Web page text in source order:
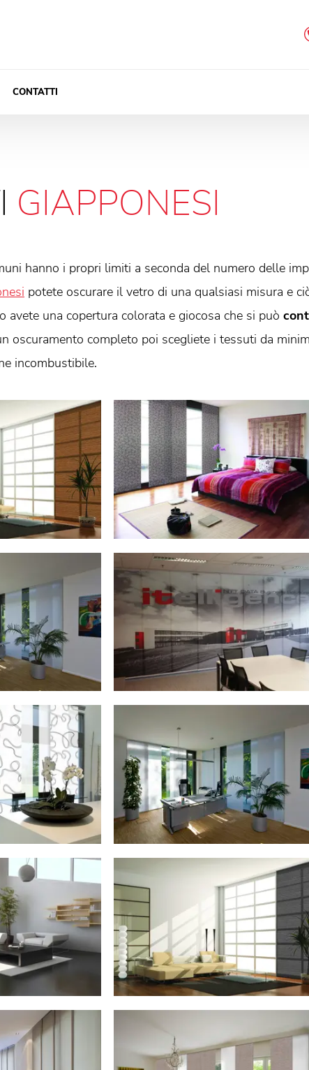
CONTATTI
GIAPPONESI
hanno i propri limiti a seconda del numero delle
potete oscurare il vetro di una qualsiasi misura e
avete una copertura colorata e giocosa che si può
oscuramento completo poi scegliete i tessuti da
incombustibile.